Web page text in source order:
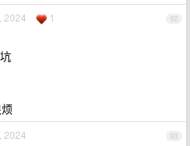
92
2024 1
93
2024